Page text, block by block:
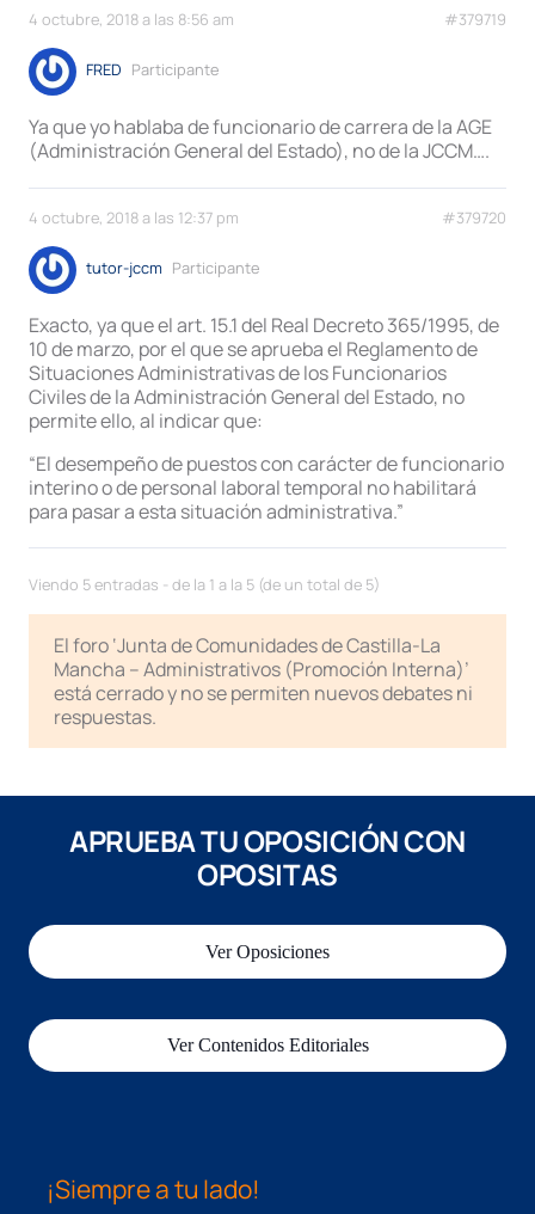
4 octubre, 2018 a las 8:56 am #379719
FRED Participante
Ya que yo hablaba de funcionario de carrera de la AGE
(Administración General del Estado), no de la JCCM….
4 octubre, 2018 a las 12:37 pm #379720
tutor-jccm Participante
Exacto, ya que el art. 15.1 del Real Decreto 365/1995, de
10 de marzo, por el que se aprueba el Reglamento de
Situaciones Administrativas de los Funcionarios
Civiles de la Administración General del Estado, no
permite ello, al indicar que:
“El desempeño de puestos con carácter de funcionario
interino o de personal laboral temporal no habilitará
para pasar a esta situación administrativa.”
Viendo 5 entradas - de la 1 a la 5 (de un total de 5)
El foro ‘Junta de Comunidades de Castilla-La
Mancha – Administrativos (Promoción Interna)’
está cerrado y no se permiten nuevos debates ni
respuestas.
APRUEBA TU OPOSICIÓN CON
OPOSITAS
Ver Oposiciones
Ver Contenidos Editoriales
¡Siempre a tu lado!